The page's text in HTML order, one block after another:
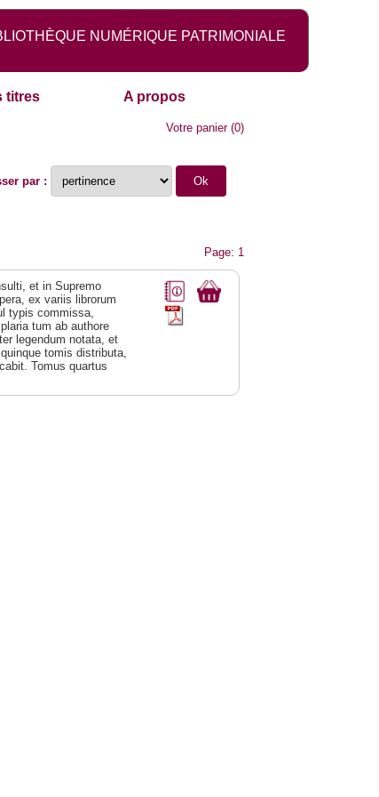
NUMÉRIQUE PATRIMONIALE
titres A propos
Votre panier(0)
par :
Page: 1
et in Supremo
ex variis librorum
typis commissa,
tum ab authore
legendum notata, et
tomis distributa,
Tomus quartus